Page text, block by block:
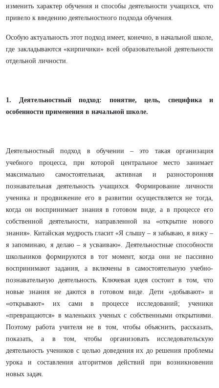
изменить характер обучения и способы деятельности учащихся, что
привело к введению деятельностного подхода обучения.
Особую актуальность этот подход имеет, конечно, в начальной школе,
где закладываются «кирпичики» всей образовательной деятельности
отдельной личности.
1. Деятельностный подход: понятие, цель, специфика и
особенности применения в начальной школе.
Деятельностный подход в обучении – это такая организация
учебного процесса, при которой центральное место занимает
максимально самостоятельная, активная и разносторонняя
познавательная деятельность учащихся. Формирование личности
ученика и продвижение его в развитии осуществляется не тогда,
когда он воспринимает знания в готовом виде, а в процессе его
собственной деятельности, направленной на «открытие нового
знания». Китайская мудрость гласит «Я слышу – я забываю, я вижу –
я запоминаю, я делаю – я усваиваю». Деятельностные способности
школьников формируются в тот момент, когда они не пассивно
воспринимают задания, а включены в самостоятельную учебно-
познавательную деятельность. Ключевая идея состоит в том, что
новые знания не даются в готовом виде. Дети «добывают» и
«открывают» их сами в процессе исследований; ученики
«превращаются» в маленьких ученых с собственными открытиями.
Поэтому работа учителя не в том, чтобы объяснить, рассказать,
показать, а в том, чтобы организовать исследовательскую
деятельность учеников с целью доведения их до решения проблемы
урока и составления алгоритмов действий при возникновении
новых задач.